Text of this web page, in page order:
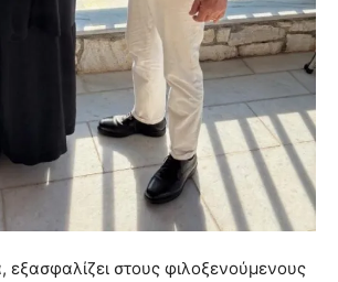
στους φιλοξενούμενους